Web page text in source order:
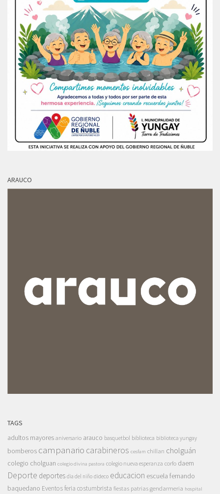
ARAUCO
TAGS
adultos mayores aniversario arauco basquetbol biblioteca biblioteca yungay
bomberos campanario carabineros cesfam chillan cholguán
colegio cholguan colegio divina pastora colegio nueva esperanza corfo daem
Deporte deportes dia del niño dideco educacion escuela fernando
baquedano Eventosferia costumbrista fiestas patrias gendarmeria hospital